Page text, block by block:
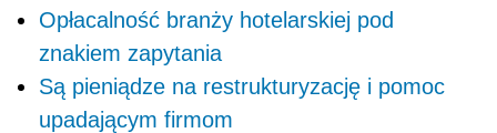
Opłacalność branży hotelarskiej pod
znakiem zapytania
Są pieniądze na restrukturyzację i pomoc
upadającym firmom